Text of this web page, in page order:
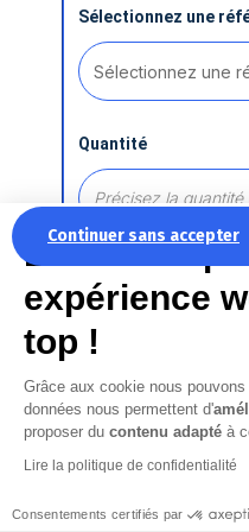
Continuer sans accepter
La recette
expérience
top !
Grâce aux cookie nous
données nous permettent d'
proposer du contenu adapté à
Lire la politique de confidentialité
Consentements certifiés par
Sélectionnez une
Quantité
Commentaire